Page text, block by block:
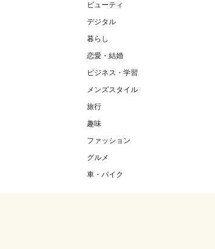
ビューティ
デジタル
暮らし
恋愛・結婚
ビジネス・学習
メンズスタイル
旅行
趣味
ファッション
グルメ
車・バイク